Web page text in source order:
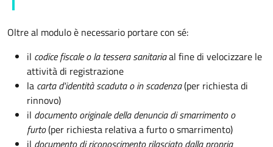
Oltre al modulo è necessario portare con sé:
il codice fiscale o la tessera sanitariaal fine di velocizzare le
attività di registrazione
la carta d'identità scaduta o in scadenza(per richiesta di
rinnovo)
il documento originale della denuncia di smarrimento o
furto(per richiesta relativa a furto o smarrimento)
il documento di riconoscimento rilasciato dalla propria